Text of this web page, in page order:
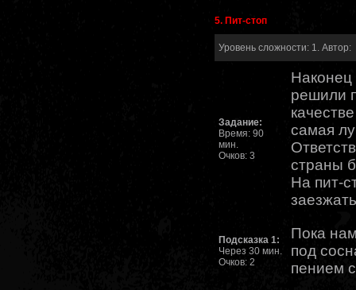
5. Пит-стоп
Уровень сложности: 1. Автор:
Задание:
Время: 90
мин.
Очков: 3
Наконец
решили
самая
страны
На пит-
Подсказка 1:
Через 30 мин.
Очков: 2
Пока
под
пением